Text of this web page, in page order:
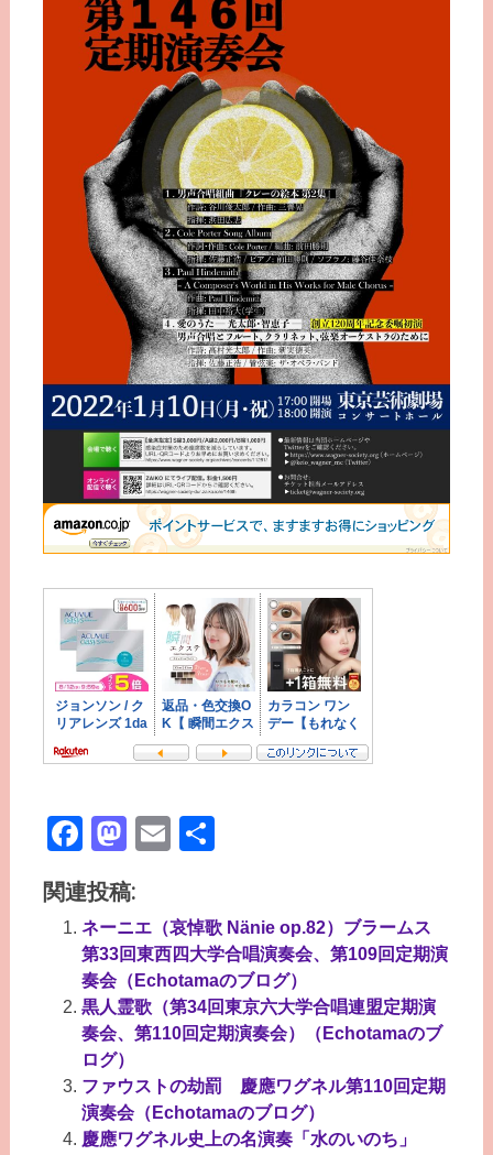
Facebook
Mastodon
Email
関連投稿:
ネーニエ（哀悼歌 Nänie op.82）ブラームス
第33回東西四大学合唱演奏会、第109回定期演
奏会（Echotamaのブログ）
黒人霊歌（第34回東京六大学合唱連盟定期演
奏会、第110回定期演奏会）（Echotamaのブ
ログ）
ファウストの劫罰 慶應ワグネル第110回定期
演奏会（Echotamaのブログ）
慶應ワグネル史上の名演奏「水のいのち」